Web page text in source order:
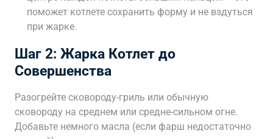
поможет котлете сохранить форму и не вздуться
при жарке.
Шаг 2: Жарка Котлет до
Совершенства
Разогрейте сковороду-гриль или обычную
сковороду на среднем или средне-сильном огне.
Добавьте немного масла (если фарш недостаточно